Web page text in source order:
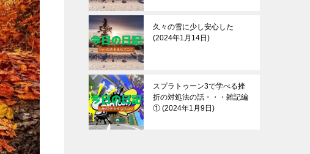
久々の雪に少し安心した
2024年1月14日
スプラトゥーン3で学べる挫
折の対処法の話・・・雑記編
① 2024年1月9日